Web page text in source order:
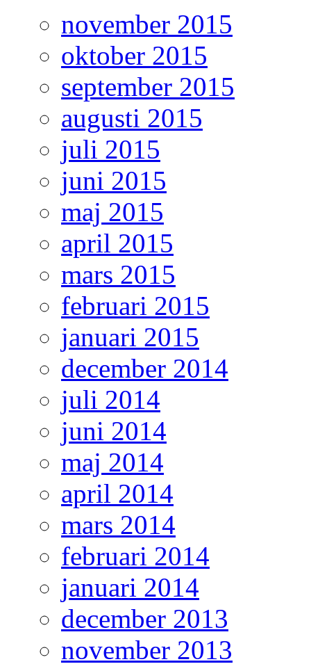
november 2015
oktober 2015
september 2015
augusti 2015
juli 2015
juni 2015
maj 2015
april 2015
mars 2015
februari 2015
januari 2015
december 2014
juli 2014
juni 2014
maj 2014
april 2014
mars 2014
februari 2014
januari 2014
december 2013
november 2013